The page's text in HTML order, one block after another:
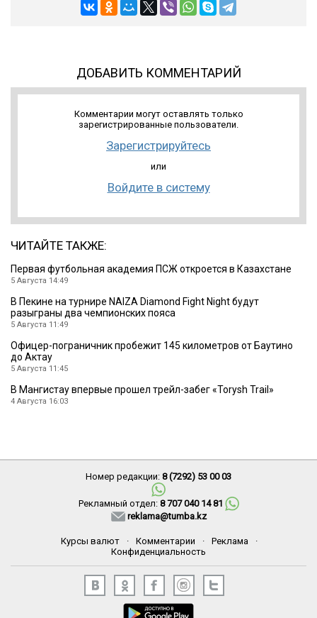
ДОБАВИТЬ КОММЕНТАРИЙ
Комментарии могут оставлять только
зарегистрированные пользователи.
Зарегистрируйтесь
или
Войдите в систему
ЧИТАЙТЕ ТАКЖЕ:
Первая футбольная академия ПСЖ откроется в Казахстане
5 Августа 14:49
В Пекине на турнире NAIZA Diamond Fight Night будут
разыграны два чемпионских пояса
5 Августа 11:49
Офицер-пограничник пробежит 145 километров от Баутино
до Актау
5 Августа 11:45
В Мангистау впервые прошел трейл-забег «Torysh Trail»
4 Августа 16:03
Номер редакции: 8 (7292) 53 00 03
Рекламный отдел: 8 707 040 14 81
reklama@tumba.kz
Курсы валют · Комментарии · Реклама
·
Конфиденциальность